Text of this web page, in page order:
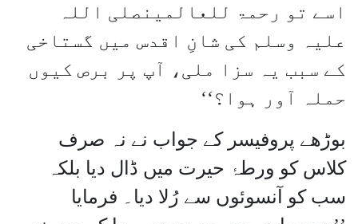
اسے تو رحمۃ للعالمینصلی اللہ
علیہ وسلم کی شانِ اقدس میں گستاخی
کے سبب یہ سزا ملی، آپ پر برص کیوں
حملہ آور ہوا؟‘‘
بوڑھے پروفیسر کے جواب نے نہ صرف
کلاس کو ورطۂ حیرت میں ڈال دیا بلکہ
سب کو آنسوئوں سے رُلا دیا۔ فرمایا